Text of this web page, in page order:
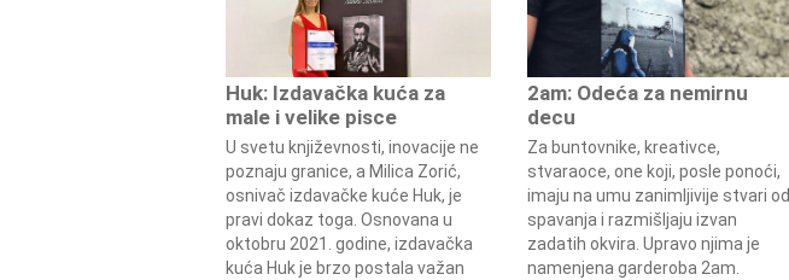
Huk: Izdavačka kuća za
male i velike pisce
U svetu književnosti, inovacije ne
poznaju granice, a Milica Zorić,
osnivač izdavačke kuće Huk, je
pravi dokaz toga. Osnovana u
oktobru 2021. godine, izdavačka
kuća Huk je brzo postala važan
2am: Odeća za nemirnu
decu
Za buntovnike, kreativce,
stvaraoce, one koji, posle ponoći,
imaju na umu zanimljivije stvari od
spavanja i razmišljaju izvan
zadatih okvira. Upravo njima je
namenjena garderoba 2am.